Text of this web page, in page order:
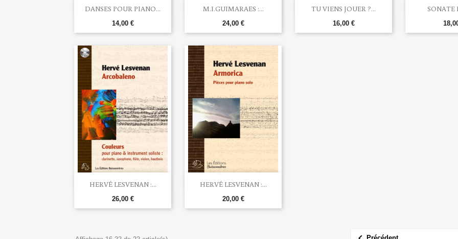
DANSES POUR PIANO...
14,00 €
Aperçu rapide M.I.GUIMARAES :...
24,00 €
Aperçu rapide TU VIENS JOUER ?...
16,00 €
Aperçu rapide SONATE

HERVÉ LESVENAN :...
26,00 €
Aperçu rapide HERVÉ LESVENAN :...
20,00 €
Aperçu rapide